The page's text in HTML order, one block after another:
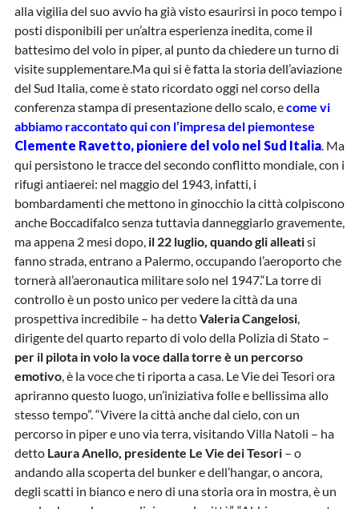
alla vigilia del suo avvio ha già visto esaurirsi in poco tempo i
posti disponibili per un’altra esperienza inedita, come il
battesimo del volo in piper, al punto da chiedere un turno di
visite supplementare.Ma qui si è fatta la storia dell’aviazione
del Sud Italia, come è stato ricordato oggi nel corso della
conferenza stampa di presentazione dello scalo, ecome vi
abbiamo raccontato qui con l’impresa del piemontese
Clemente Ravetto, pioniere del volo nel Sud Italia.Ma
qui persistono le tracce del secondo conflitto mondiale, con i
rifugi antiaerei: nel maggio del 1943, infatti, i
bombardamenti che mettono in ginocchio la città colpiscono
anche Boccadifalco senza tuttavia danneggiarlo gravemente,
ma appena 2 mesi dopo, il 22 luglio, quando gli alleatisi
fanno strada, entrano a Palermo, occupando l’aeroporto che
tornerà all’aeronautica militare solo nel 1947.“La torre di
controllo è un posto unico per vedere la città da una
prospettiva incredibile – ha dettoValeria Cangelosi,
dirigente del quarto reparto di volo della Polizia di Stato –
per il pilota in volo la voce dalla torre è un percorso
emotivo, è la voce che ti riporta a casa. Le Vie dei Tesori ora
apriranno questo luogo, un’iniziativa folle e bellissima allo
stesso tempo”. “Vivere la città anche dal cielo, con un
percorso in piper e uno via terra, visitando Villa Natoli – ha
detto Laura Anello, presidente Le Vie dei Tesori– o
andando alla scoperta del bunker e dell’hangar, o ancora,
degli scatti in bianco e nero di una storia ora in mostra, è un